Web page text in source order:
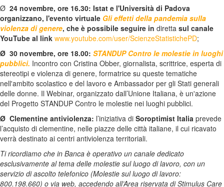
Ø 24 novembre, ore 16.30: Istat e l'Università di Padova
organizzano, l'evento virtuale Gli effetti della pandemia sulla
violenza di genere, che è possibile seguire in diretta sul canale
YouTube al link www.youtube.com/user/ScienzeStatistichePD;
Ø 30 novembre, ore 18.00: STANDUP Contro le molestie in luoghi
pubblici. Incontro con Cristina Obber, giornalista, scrittrice, esperta di
stereotipi e violenza di genere, formatrice su queste tematiche
nell'ambito scolastico e del lavoro e Ambassador per gli Stati generali
delle donne. Il Webinar, organizzato dall’Unione Italiana, è un'azione
del Progetto STANDUP Contro le molestie nei luoghi pubblici.
Ø Clementine antiviolenza: l’iniziativa di Soroptimist Italia prevede
l’acquisto di clementine, nelle piazze delle città italiane, il cui ricavato
verrà destinato ai centri antiviolenza territoriali.
Ti ricordiamo che in Banca è operativo un canale dedicato
esclusivamente al tema delle molestie sul luogo di lavoro, con un
servizio di ascolto telefonico (Molestie sul luogo di lavoro:
800.198.660) o via web, accedendo all’Area riservata di Stimulus Care